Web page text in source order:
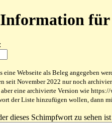
eine Webseite als Beleg angegeben
seit November 2022 nur noch
eine archivierte Version wie
der Liste hinzufügen wollen, dann
dieses Schimpfwort zu sehen